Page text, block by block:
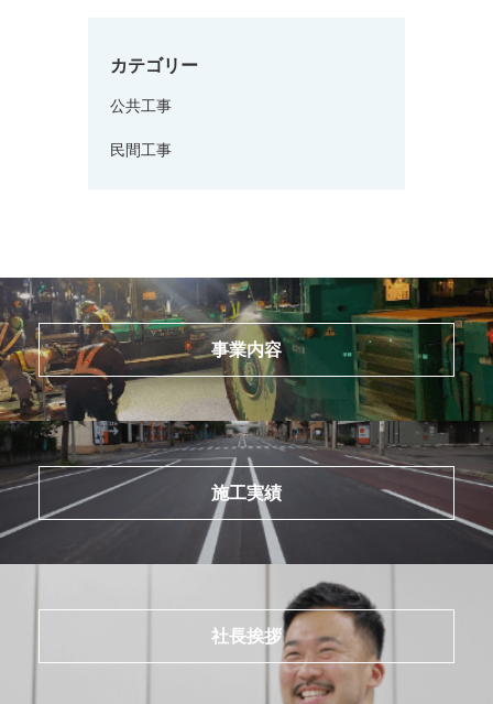
カテゴリー
公共工事
民間工事
事業内容
施工実績
社長挨拶